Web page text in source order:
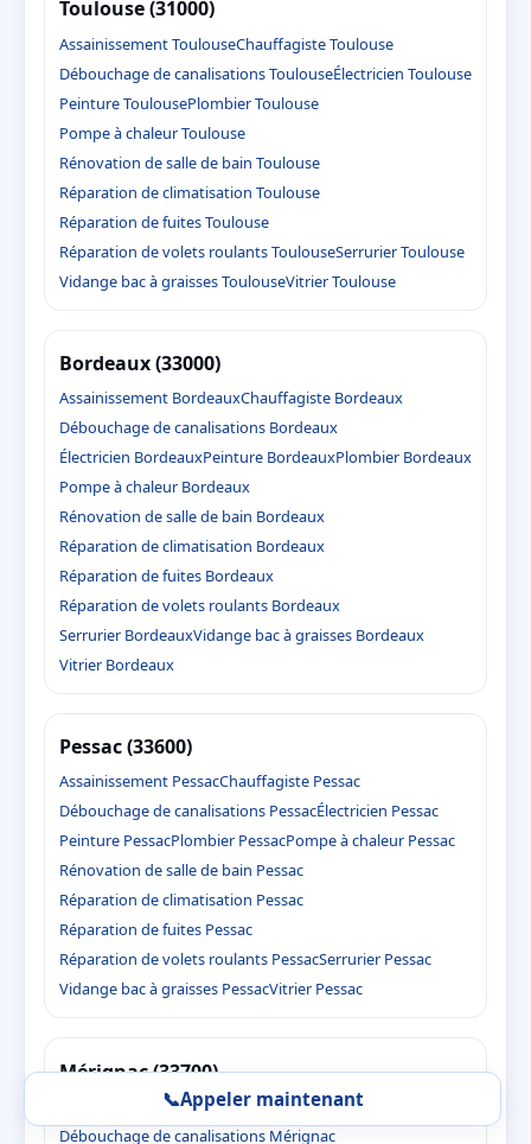
Toulouse (31000)
Assainissement ToulouseChauffagiste Toulouse
Débouchage de canalisations ToulouseÉlectricien Toulouse
Peinture ToulousePlombier Toulouse
Pompe à chaleur Toulouse
Rénovation de salle de bain Toulouse
Réparation de climatisation Toulouse
Réparation de fuites Toulouse
Réparation de volets roulants ToulouseSerrurier Toulouse
Vidange bac à graisses ToulouseVitrier Toulouse
Bordeaux (33000)
Assainissement BordeauxChauffagiste Bordeaux
Débouchage de canalisations Bordeaux
Électricien BordeauxPeinture BordeauxPlombier Bordeaux
Pompe à chaleur Bordeaux
Rénovation de salle de bain Bordeaux
Réparation de climatisation Bordeaux
Réparation de fuites Bordeaux
Réparation de volets roulants Bordeaux
Serrurier BordeauxVidange bac à graisses Bordeaux
Vitrier Bordeaux
Pessac (33600)
Assainissement PessacChauffagiste Pessac
Débouchage de canalisations PessacÉlectricien Pessac
Peinture PessacPlombier PessacPompe à chaleur Pessac
Rénovation de salle de bain Pessac
Réparation de climatisation Pessac
Réparation de fuites Pessac
Réparation de volets roulants PessacSerrurier Pessac
Vidange bac à graisses PessacVitrier Pessac
Mérignac (33700)
Assainissement MérignacChauffagiste Mérignac
Débouchage de canalisations Mérignac
📞Appeler maintenant